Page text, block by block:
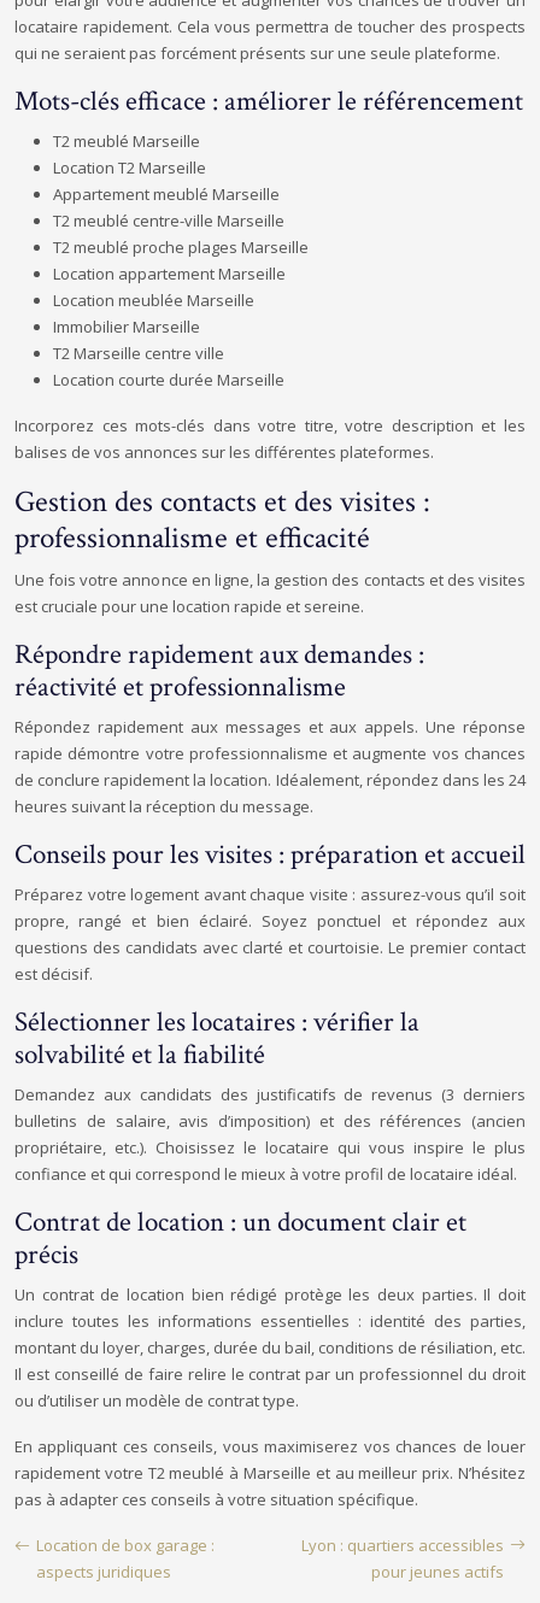
locataire rapidement. Cela vous permettra de toucher des prospects
qui ne seraient pas forcément présents sur une seule plateforme.
Mots-clés efficace : améliorer le référencement
T2 meublé Marseille
Location T2 Marseille
Appartement meublé Marseille
T2 meublé centre-ville Marseille
T2 meublé proche plages Marseille
Location appartement Marseille
Location meublée Marseille
Immobilier Marseille
T2 Marseille centre ville
Location courte durée Marseille
Incorporez ces mots-clés dans votre titre, votre description et les
balises de vos annonces sur les différentes plateformes.
Gestion des contacts et des visites :
professionnalisme et efficacité
Une fois votre annonce en ligne, la gestion des contacts et des visites
est cruciale pour une location rapide et sereine.
Répondre rapidement aux demandes :
réactivité et professionnalisme
Répondez rapidement aux messages et aux appels. Une réponse
rapide démontre votre professionnalisme et augmente vos chances
de conclure rapidement la location. Idéalement, répondez dans les 24
heures suivant la réception du message.
Conseils pour les visites : préparation et accueil
Préparez votre logement avant chaque visite : assurez-vous qu’il soit
propre, rangé et bien éclairé. Soyez ponctuel et répondez aux
questions des candidats avec clarté et courtoisie. Le premier contact
est décisif.
Sélectionner les locataires : vérifier la
solvabilité et la fiabilité
Demandez aux candidats des justificatifs de revenus (3 derniers
bulletins de salaire, avis d’imposition) et des références (ancien
propriétaire, etc.). Choisissez le locataire qui vous inspire le plus
confiance et qui correspond le mieux à votre profil de locataire idéal.
Contrat de location : un document clair et
précis
Un contrat de location bien rédigé protège les deux parties. Il doit
inclure toutes les informations essentielles : identité des parties,
montant du loyer, charges, durée du bail, conditions de résiliation, etc.
Il est conseillé de faire relire le contrat par un professionnel du droit
ou d’utiliser un modèle de contrat type.
En appliquant ces conseils, vous maximiserez vos chances de louer
rapidement votre T2 meublé à Marseille et au meilleur prix. N’hésitez
pas à adapter ces conseils à votre situation spécifique.
Location de box garage :
aspects juridiques
Lyon : quartiers accessibles
pour jeunes actifs